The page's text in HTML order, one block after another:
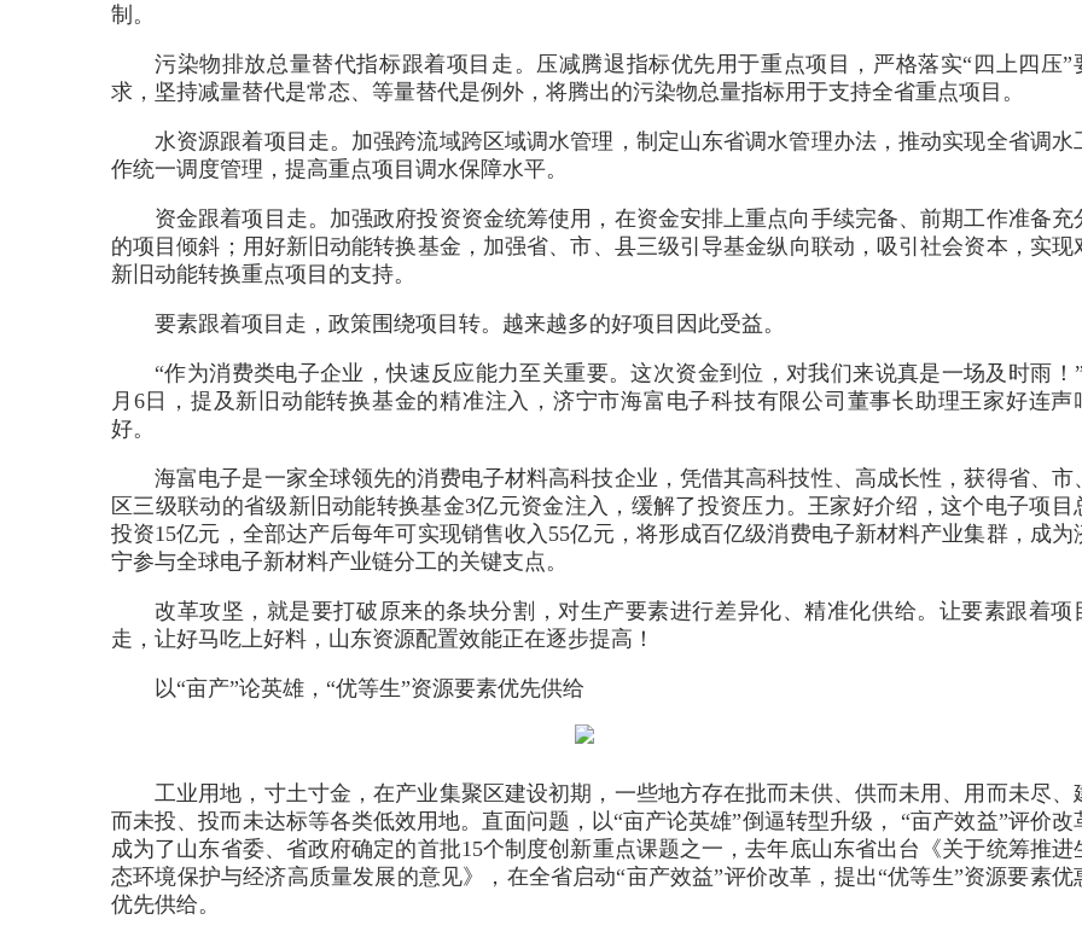
制。
污染物排放总量替代指标跟着项目走。压减腾退指标优先用于重点项目，严格落实“四上四压”
求，坚持减量替代是常态、等量替代是例外，将腾出的污染物总量指标用于支持全省重点项目。
水资源跟着项目走。加强跨流域跨区域调水管理，制定山东省调水管理办法，推动实现全省调水
作统一调度管理，提高重点项目调水保障水平。
资金跟着项目走。加强政府投资资金统筹使用，在资金安排上重点向手续完备、前期工作准备充
的项目倾斜；用好新旧动能转换基金，加强省、市、县三级引导基金纵向联动，吸引社会资本，实现
新旧动能转换重点项目的支持。
要素跟着项目走，政策围绕项目转。越来越多的好项目因此受益。
“作为消费类电子企业，快速反应能力至关重要。这次资金到位，对我们来说真是一场及时雨！
月6日，提及新旧动能转换基金的精准注入，济宁市海富电子科技有限公司董事长助理王家好连声
好。
海富电子是一家全球领先的消费电子材料高科技企业，凭借其高科技性、高成长性，获得省、市、
区三级联动的省级新旧动能转换基金3亿元资金注入，缓解了投资压力。王家好介绍，这个电子项目
投资15亿元，全部达产后每年可实现销售收入55亿元，将形成百亿级消费电子新材料产业集群，成为
宁参与全球电子新材料产业链分工的关键支点。
改革攻坚，就是要打破原来的条块分割，对生产要素进行差异化、精准化供给。让要素跟着项
走，让好马吃上好料，山东资源配置效能正在逐步提高！
以“亩产”论英雄，“优等生”资源要素优先供给
工业用地，寸土寸金，在产业集聚区建设初期，一些地方存在批而未供、供而未用、用而未尽、
而未投、投而未达标等各类低效用地。直面问题，以“亩产论英雄”倒逼转型升级， “亩产效益”评价改
成为了山东省委、省政府确定的首批15个制度创新重点课题之一，去年底山东省出台《关于统筹推进
态环境保护与经济高质量发展的意见》，在全省启动“亩产效益”评价改革，提出“优等生”资源要素优
优先供给。